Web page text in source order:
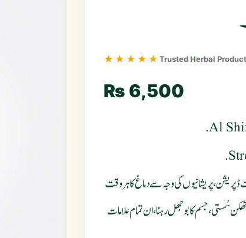
★★★★★ Trusted Herbal Product
₨ 6,500
Al
ڈپریشن، پریشانیوں کی وجہ سے دماغ کا ہر وقت
سُستی، جسم کا بوجھل رہنا، ان تمام علامات